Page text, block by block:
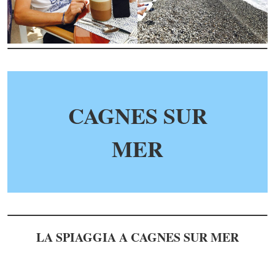
CAGNES SUR
MER
LA SPIAGGIA A CAGNES SUR MER